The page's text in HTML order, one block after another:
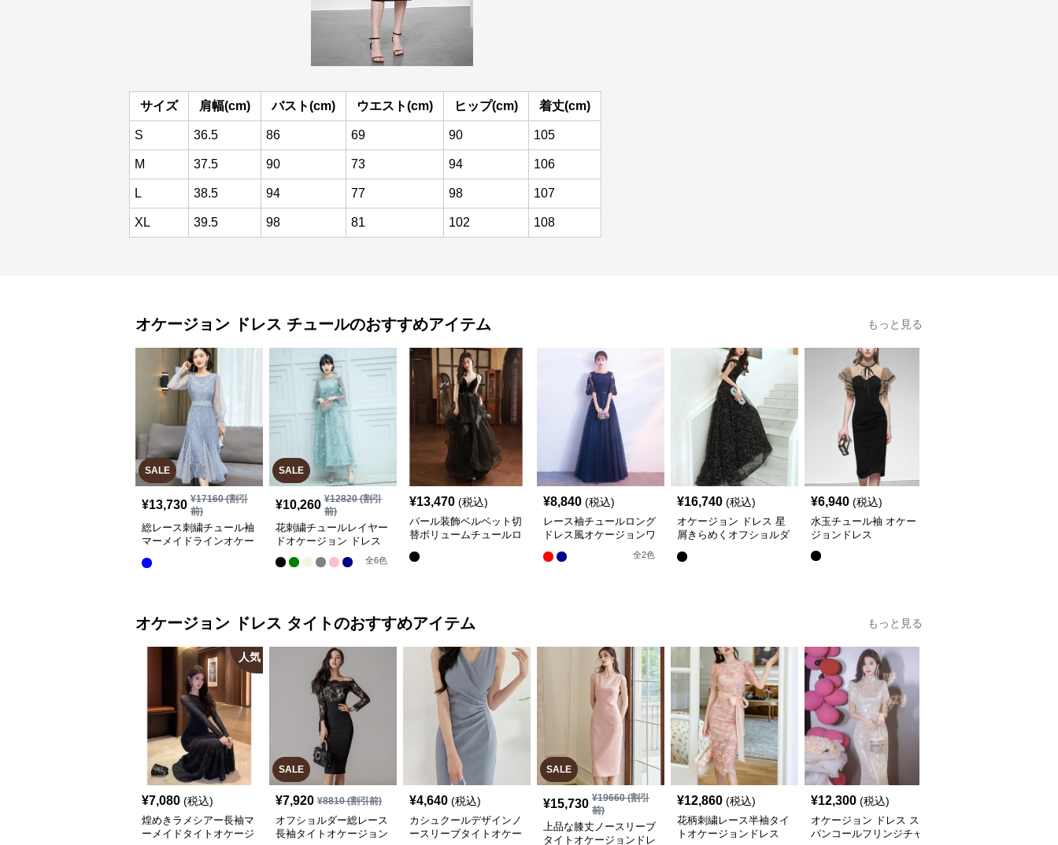
サイズ 肩幅(cm) バスト(cm) ウエスト(cm) ヒップ(cm) 着丈(cm)
S 36.5 86 69 90 105
M 37.5 90 73 94 106
L 38.5 94 77 98 107
XL 39.5 98 81 102 108
オケージョン ドレス チュールのおすすめアイテム もっと見る
SALE
¥13,730 ¥17160(割引
前)
総レース刺繍チュール袖
マーメイドラインオケー
SALE
¥10,260 ¥12820(割引
前)
花刺繍チュールレイヤー
ドオケージョン ドレス
全6色
¥13,470 (税込)
パール装飾ベルベット切
替ボリュームチュールロ
¥8,840 (税込)
レース袖チュールロング
ドレス風オケージョンワ
全2色
¥16,740 (税込)
オケージョン ドレス 星
屑きらめくオフショルダ
¥6,940 (税込)
水玉チュール袖 オケー
ジョンドレス
オケージョン ドレス タイトのおすすめアイテム もっと見る
人気
¥7,080 (税込)
煌めきラメシアー長袖マ
ーメイドタイトオケージ
SALE
¥7,920 ¥8810(割引前)
オフショルダー総レース
長袖タイトオケージョン
¥4,640 (税込)
カシュクールデザインノ
ースリーブタイトオケー
SALE
¥15,730 ¥19660(割引
前)
上品な膝丈ノースリーブ
タイトオケージョンドレ
¥12,860 (税込)
花柄刺繍レース半袖タイ
トオケージョンドレス
¥12,300 (税込)
オケージョン ドレス ス
パンコールフリンジチャ